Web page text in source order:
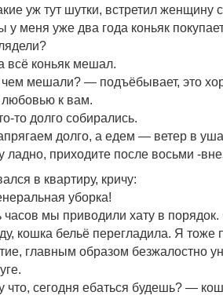
уж тут шутки, встретил женщину
меня уже два года коньяк
коньяк мешал.
мешали? — подъёбывает, это
к вам.
то долго собирались.
долго, а едем — ветер в
приходите после восьми -
в квартиру, кричу:
уборка!
часов мы приводили хату в
кошка бельё перегладила. Я тоже
главным образом безжалостно
сегодня ебаться будешь? —